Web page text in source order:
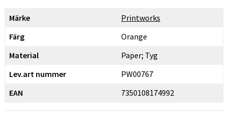
Märke
Printworks
Färg
Orange
Material
Paper; Tyg
Lev.art nummer
PW00767
EAN
7350108174992